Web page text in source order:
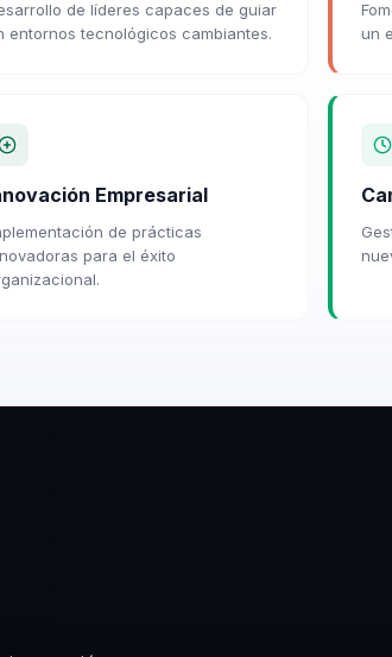
de líderes capaces de guiar
entornos tecnológicos cambiantes.
un
Empresarial
de prácticas
para el éxito